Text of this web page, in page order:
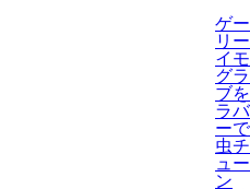
ゲー
リー
イモ
グラ
ブを
ラバ
ーで
虫チ
ュー
ン